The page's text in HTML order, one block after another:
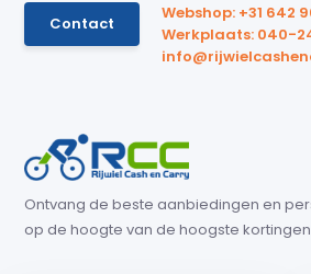
Contact
Webshop: +31 642
Werkplaats: 040-
Ontvang de beste aanbiedingen en
op de hoogte van de hoogste